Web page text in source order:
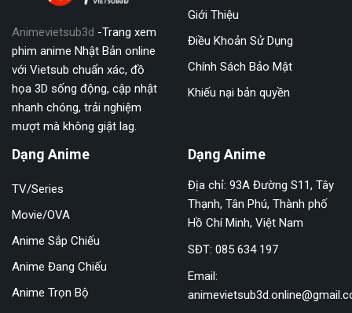
Animevietsub3d -Trang xem
phim anime Nhật Bản online
với Vietsub chuẩn xác, đồ
họa 3D sống động, cập nhật
nhanh chóng, trải nghiệm
mượt mà không giật lag.
Giới Thiệu
Điều Khoản Sử Dụng
Chính Sách Bảo Mật
Khiếu nại bản quyền
Dạng Anime
TV/Series
Movie/OVA
Anime Sắp Chiếu
Anime Đang Chiếu
Anime Trọn Bộ
Dạng Anime
Địa chỉ: 93A Đường S11, Tây
Thạnh, Tân Phú, Thành phố
Hồ Chí Minh, Việt Nam
SĐT: 085 634 197
Email: